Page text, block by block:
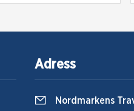
Adress
Nordmarkens